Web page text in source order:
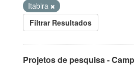
Itabira
Filtrar Resultados
Projetos de pesquisa -